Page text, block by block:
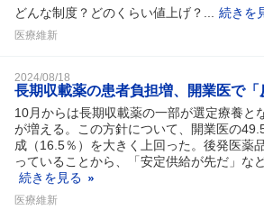
どんな制度？どのくらい値上げ？... 続きを
医療維新
2024/08/18
長期収載薬の患者負担増、開業医で
10月からは長期収載薬の一部が選定療養と
が増える。この方針について、開業医の
成（16.5％）を大きく上回った。後発医薬
っていることから、「安定供給が先だ」な
続きを見る
医療維新